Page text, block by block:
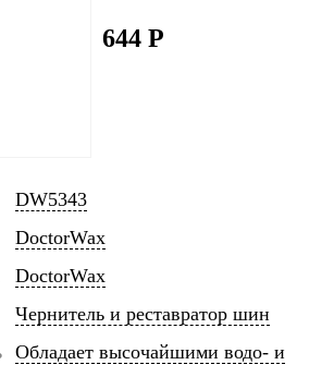
644 Р
DW5343
DoctorWax
DoctorWax
Чернитель и реставратор шин
Обладает высочайшими водо- и